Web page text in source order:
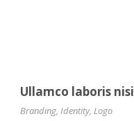
Ullamco laboris nisi
Branding, Identity, Logo